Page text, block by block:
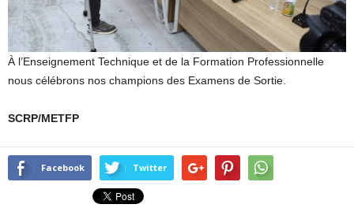
À l’Enseignement Technique et de la Formation Professionnelle
nous célébrons nos champions des Examens de Sortie.
SCRP/METFP
Facebook Twitter